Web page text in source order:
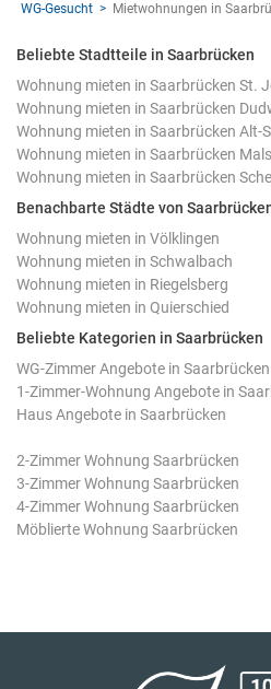
WG-Gesucht Mietwohnungen in
Beliebte Stadtteile in Saarbrücken
Wohnung mieten in Saarbrücken St.
Wohnung mieten in Saarbrücken
Wohnung mieten in Saarbrücken Alt-
Wohnung mieten in Saarbrücken
Wohnung mieten in Saarbrücken
Benachbarte Städte von
Wohnung mieten in Völklingen
Wohnung mieten in Schwalbach
Wohnung mieten in Riegelsberg
Wohnung mieten in Quierschied
Beliebte Kategorien in Saarbrücken
WG-Zimmer Angebote in Saarbrücken
1-Zimmer-Wohnung Angebote in
Haus Angebote in Saarbrücken
2-Zimmer Wohnung Saarbrücken
3-Zimmer Wohnung Saarbrücken
4-Zimmer Wohnung Saarbrücken
Möblierte Wohnung Saarbrücken